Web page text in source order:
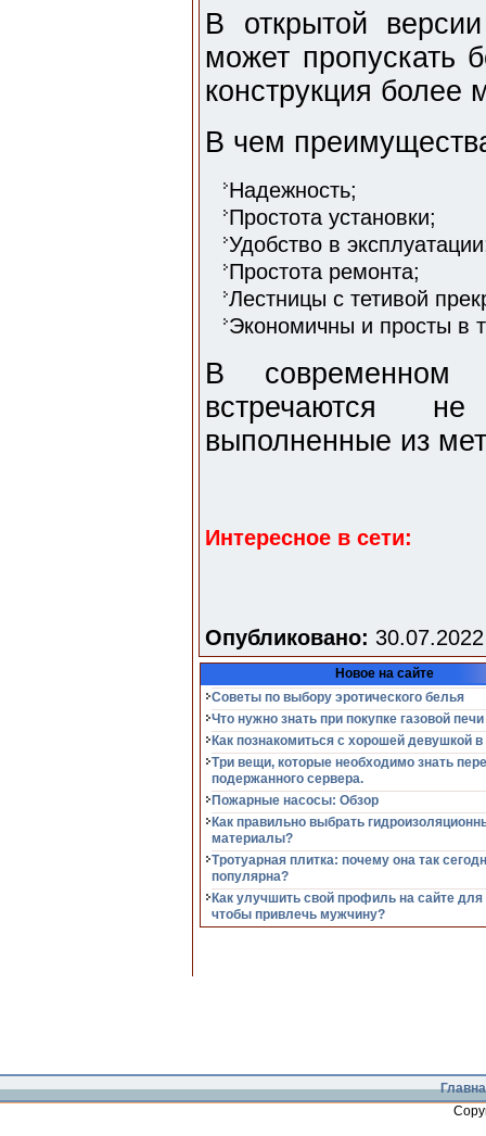
В открытой
может пропускать
конструкция более
В чем
Надежность;
Простота установки;
Удобство в
Простота ремонта;
Лестницы с тетивой
Экономичны и просты в
В современном
встречаются
выполненные из
Интересное в сети:
Опубликовано:
Новое на сайте
Советы по выбору эротического белья
Что нужно знать при покупке газовой печи
Как познакомиться с хорошей девушкой в
Три вещи, которые необходимо знать
подержанного сервера.
Пожарные насосы: Обзор
Как правильно выбрать
материалы?
Тротуарная плитка: почему она так
популярна?
Как улучшить свой профиль на сайте для
чтобы привлечь мужчину?